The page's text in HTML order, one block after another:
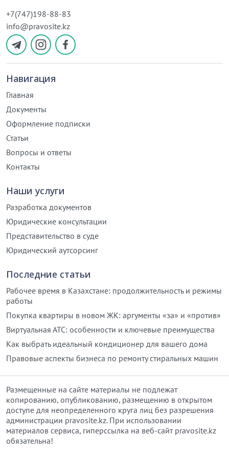
+7(747)198-88-83
info@pravosite.kz
Навигация
Главная
Документы
Оформление подписки
Статьи
Вопросы и ответы
Контакты
Наши услуги
Разработка документов
Юридические консультации
Представительство в суде
Юридический аутсорсинг
Последние статьи
Рабочее время в Казахстане: продолжительность и режимы
работы
Покупка квартиры в новом ЖК: аргументы «за» и «против»
Виртуальная АТС: особенности и ключевые преимущества
Как выбрать идеальный кондиционер для вашего дома
Правовые аспекты бизнеса по ремонту стиральных машин
Размещенные на сайте материалы не подлежат
копированию, опубликованию, размещению в открытом
доступе для неопределенного круга лиц без разрешения
администрации pravosite.kz. При использовании
материалов сервиса, гиперссылка на веб-сайт pravosite.kz
обязательна!